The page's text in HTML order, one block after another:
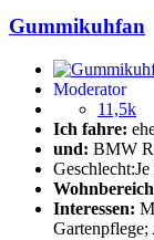
Gummikuhfan
Moderator
11,5k
Ich fahre:
und: BMW
Geschlecht:
Interessen: